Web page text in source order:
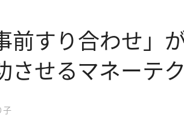
前すり合わせ
させるマネーテ
子